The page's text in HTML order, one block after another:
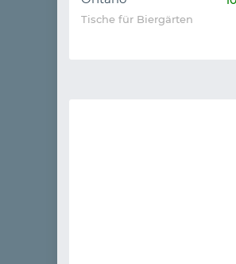
Tische für Biergärten